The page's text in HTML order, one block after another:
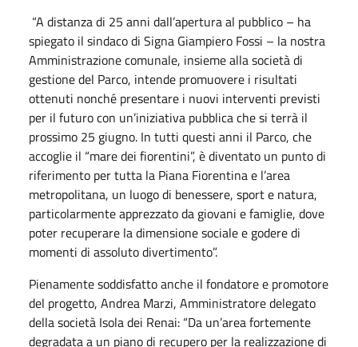
“A distanza di 25 anni dall’apertura al pubblico – ha
spiegato il sindaco di Signa Giampiero Fossi – la nostra
Amministrazione comunale, insieme alla società di
gestione del Parco, intende promuovere i risultati
ottenuti nonché presentare i nuovi interventi previsti
per il futuro con un’iniziativa pubblica che si terrà il
prossimo 25 giugno. In tutti questi anni il Parco, che
accoglie il “mare dei fiorentini”, è diventato un punto di
riferimento per tutta la Piana Fiorentina e l’area
metropolitana, un luogo di benessere, sport e natura,
particolarmente apprezzato da giovani e famiglie, dove
poter recuperare la dimensione sociale e godere di
momenti di assoluto divertimento”.
Pienamente soddisfatto anche il fondatore e promotore
del progetto, Andrea Marzi, Amministratore delegato
della società Isola dei Renai: “Da un’area fortemente
degradata a un piano di recupero per la realizzazione di